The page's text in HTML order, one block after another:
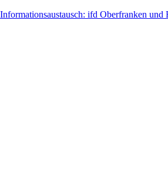
Informationsaustausch: ifd Oberfranken und